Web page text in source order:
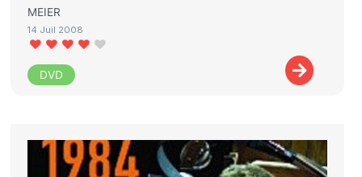
MEIER
14 Juil 2008
DVD